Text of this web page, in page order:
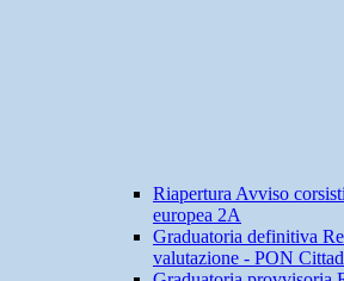
Riapertura Avviso
europea 2A
Graduatoria definitiva
valutazione - PON